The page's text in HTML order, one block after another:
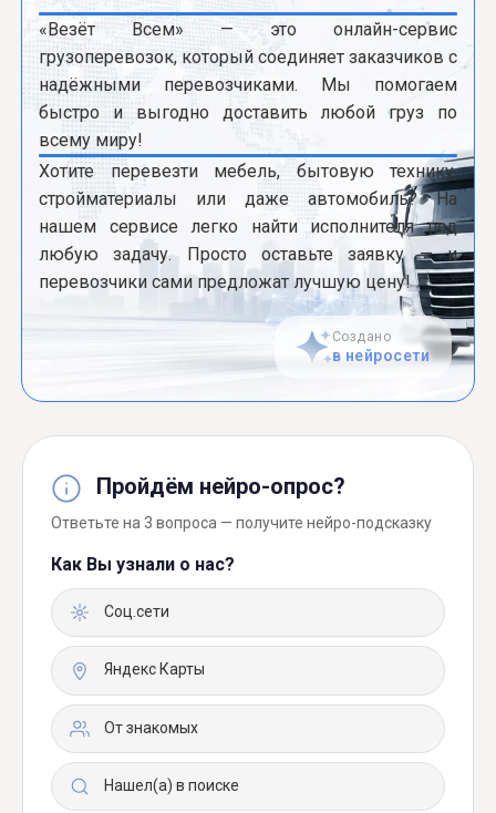
«Везёт Всем» — это онлайн-сервис
грузоперевозок, который соединяет заказчиков с
надёжными перевозчиками. Мы помогаем
быстро и выгодно доставить любой груз по
всему миру!
Хотите перевезти мебель, бытовую технику,
стройматериалы или даже автомобиль? На
нашем сервисе легко найти исполнителя под
любую задачу. Просто оставьте заявку — и
перевозчики сами предложат лучшую цену!
Создано
в нейросети
Пройдём нейро-опрос?
Ответьте на 3 вопроса — получите нейро-подсказку
Как Вы узнали о нас?
Соц.сети
Яндекс Карты
От знакомых
Нашел(а) в поиске